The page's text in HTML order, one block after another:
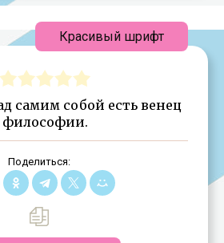
самим собой есть венец
философии.
Поделиться:
Красивый шрифт